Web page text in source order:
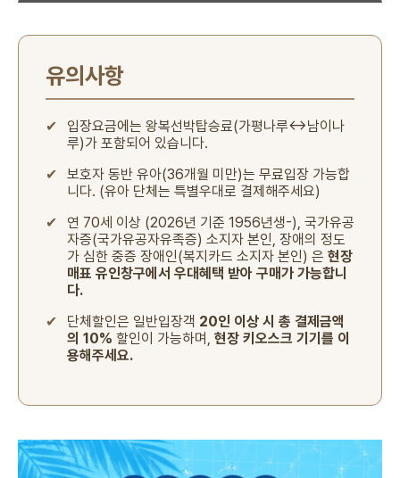
유의사항
✔
입장요금에는 왕복선박탑승료(가평나루↔남이나
루)가 포함되어 있습니다.
✔
보호자 동반 유아(36개월 미만)는 무료입장 가능합
니다. (유아 단체는 특별우대로 결제해주세요)
✔
연 70세 이상 (2026년 기준 1956년생-), 국가유공
자증(국가유공자유족증) 소지자 본인, 장애의 정도
가 심한 중증 장애인(복지카드 소지자 본인) 은 현장
매표 유인창구에서 우대혜택 받아 구매가 가능합니
다.
✔
단체할인은 일반입장객 20인 이상 시 총 결제금액
의 10% 할인이 가능하며, 현장 키오스크 기기를 이
용해주세요.